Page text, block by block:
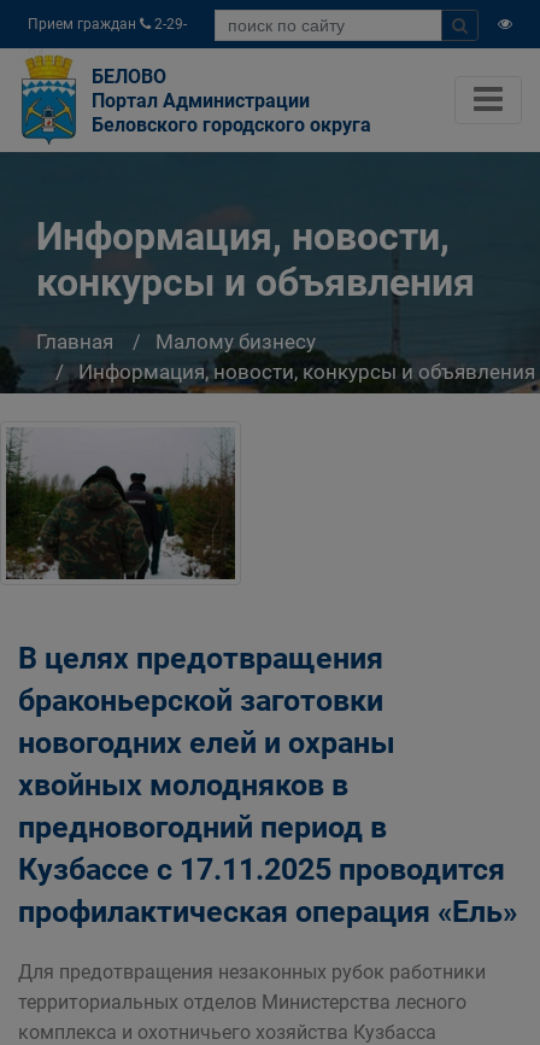
Прием граждан
2-29-
04
БЕЛОВО
Портал Администрации
Беловского городского округа
Информация, новости,
конкурсы и объявления
Главная
Малому бизнесу
Информация, новости, конкурсы и объявления
В целях предотвращения
браконьерской заготовки
новогодних елей и охраны
хвойных молодняков в
предновогодний период в
Кузбассе с 17.11.2025 проводится
профилактическая операция «Ель»
Для предотвращения незаконных рубок работники
территориальных отделов Министерства лесного
комплекса и охотничьего хозяйства Кузбасса